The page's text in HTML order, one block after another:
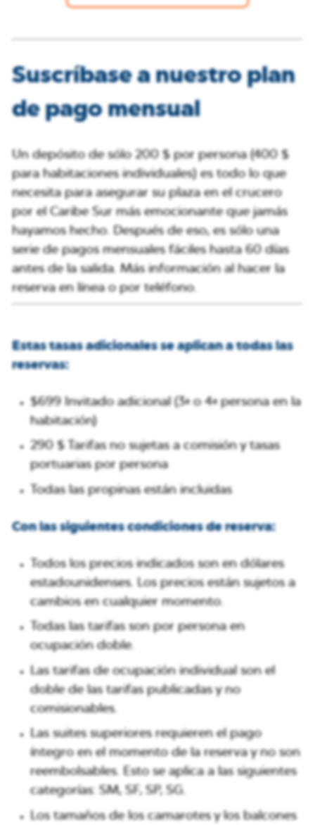
Suscríbase a nuestro plan
de pago mensual
Un depósito de sólo 200 $ por persona (400 $
para habitaciones individuales) es todo lo que
necesita para asegurar su plaza en el crucero
por el Caribe Sur más emocionante que jamás
hayamos hecho. Después de eso, es sólo una
serie de pagos mensuales fáciles hasta 60 días
antes de la salida. Más información al hacer la
reserva en línea o por teléfono.
Estas tasas adicionales se aplican a todas las
reservas:
$699 Invitado adicional (3ª o 4ª persona en la
habitación)
290 $ Tarifas no sujetas a comisión y tasas
portuarias por persona
Todas las propinas están incluidas
Con las siguientes condiciones de reserva:
Todos los precios indicados son en dólares
estadounidenses. Los precios están sujetos a
cambios en cualquier momento.
Todas las tarifas son por persona en
ocupación doble.
Las tarifas de ocupación individual son el
doble de las tarifas publicadas y no
comisionables.
Las suites superiores requieren el pago
íntegro en el momento de la reserva y no son
reembolsables. Esto se aplica a las siguientes
categorías: SM, SF, SP, SG.
Los tamaños de los camarotes y los balcones